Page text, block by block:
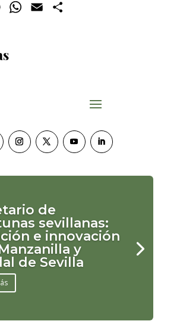
FacebookWhatsApp
Email
de
sevillanas:
e innovación
y
de Sevilla